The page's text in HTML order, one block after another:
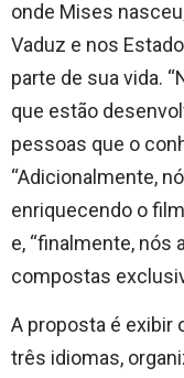
onde Mises
Vaduz e nos
parte de sua vida.
que estão
pessoas que o
“Adicionalmente,
enriquecendo o
e, “finalmente,
compostas
A proposta é exibir
três idiomas,